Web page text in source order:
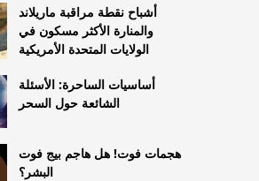
أشباح نقطة مراقبة ماريلاند
والمنارة الأكثر مسكون في
الولايات المتحدة الأمريكية
أساسيات الساحرة: الأسئلة
الشائعة حول السحر
هجمات فوت! هل هاجم بيج فوت
البشر؟